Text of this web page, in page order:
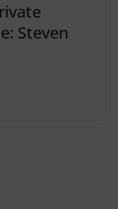
Steven